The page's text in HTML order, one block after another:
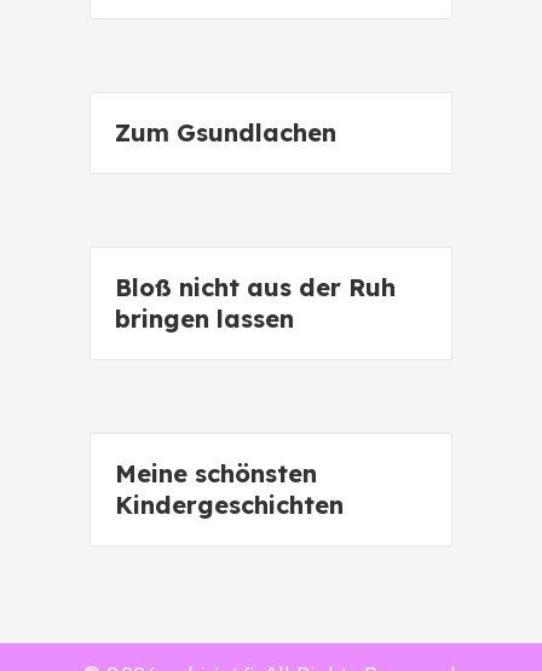
Zum Gsundlachen
Bloß nicht aus der Ruh
bringen lassen
Meine schönsten
Kindergeschichten